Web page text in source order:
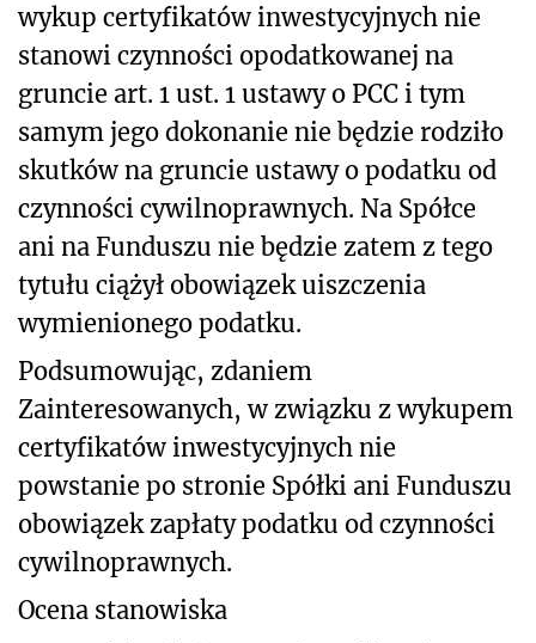
wykup certyfikatów inwestycyjnych nie
stanowi czynności opodatkowanej na
gruncie art. 1 ust. 1 ustawy o PCC i tym
samym jego dokonanie nie będzie rodziło
skutków na gruncie ustawy o podatku od
czynności cywilnoprawnych. Na Spółce
ani na Funduszu nie będzie zatem z tego
tytułu ciążył obowiązek uiszczenia
wymienionego podatku.
Podsumowując, zdaniem
Zainteresowanych, w związku z wykupem
certyfikatów inwestycyjnych nie
powstanie po stronie Spółki ani Funduszu
obowiązek zapłaty podatku od czynności
cywilnoprawnych.
Ocena stanowiska